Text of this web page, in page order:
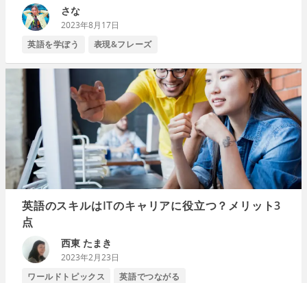
さな
2023年8月17日
英語を学ぼう
表現&フレーズ
英語のスキルはITのキャリアに役立つ？メリット3
点
西東 たまき
2023年2月23日
ワールドトピックス
英語でつながる